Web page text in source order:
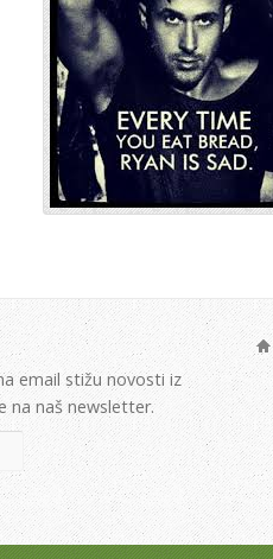
email stižu novosti iz
na naš newsletter.